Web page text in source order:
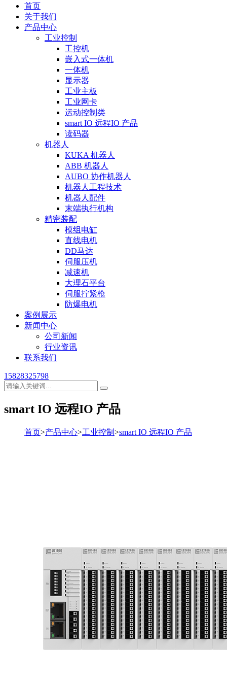
首页
关于我们
产品中心
工业控制
工控机
嵌入式一体机
一体机
显示器
工业主板
工业网卡
运动控制类
smart IO 远程IO 产品
读码器
机器人
KUKA 机器人
ABB 机器人
AUBO 协作机器人
机器人工程技术
机器人配件
末端执行机构
精密装配
模组电缸
直线电机
DD马达
伺服压机
减速机
大理石平台
伺服拧紧枪
防爆电机
案例展示
新闻中心
公司新闻
行业资讯
联系我们
15828325798
smart IO 远程IO 产品
首页>产品中心>工业控制 >smart IO 远程IO 产品